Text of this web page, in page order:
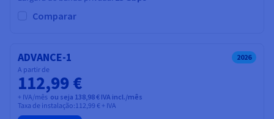
Preços
Roadmap & Changelog
Observabilidade
Roadmap & Changelog
Roadmap & Changelog
Roadmap & Changelog
Roadmap & Changelog
Comparar
ADVANCE-1 2026
A partir de
112,99 €
+ IVA/mês ou seja 138,98 € IVA incl./mês
Taxa de instalação:112,99 € + IVA